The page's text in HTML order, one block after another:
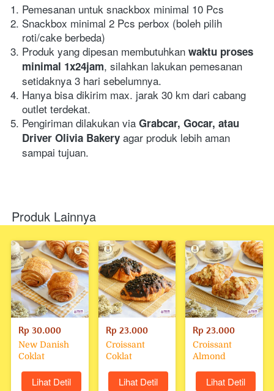
Pemesanan untuk snackbox minimal 10 Pcs
Snackbox minimal 2 Pcs perbox (boleh pilih
roti/cake berbeda)
Produk yang dipesan membutuhkan waktu proses
minimal 1x24jam, silahkan lakukan pemesanan
setidaknya 3 hari sebelumnya.
Hanya bisa dikirim max. jarak 30 km dari cabang
outlet terdekat.
Pengiriman dilakukan via Grabcar, Gocar, atau
Driver Olivia Bakery agar produk lebih aman
sampai tujuan.
Produk Lainnya
Rp 30.000
New Danish
Coklat
`Lihat Detil
Rp 23.000
Croissant
Coklat
`Lihat Detil
Rp 23.000
Croissant
Almond
`Lihat Detil